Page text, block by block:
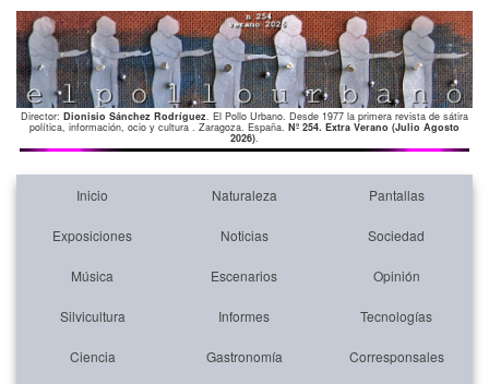
Director: Dionisio Sánchez Rodríguez. El Pollo Urbano. Desde 1977 la primera revista de sátira
política, información, ocio y cultura . Zaragoza. España. Nº 254. Extra Verano (Julio Agosto
2026).
Inicio Naturaleza Pantallas
Exposiciones Noticias Sociedad
Música Escenarios Opinión
Silvicultura Informes Tecnologías
Ciencia Gastronomía Corresponsales